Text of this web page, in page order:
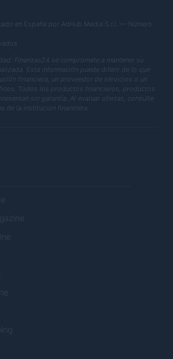
en España por AdHub Media S.r.l. — Número
Finanzas24 se compromete a mantener su
Esta información puede diferir de lo que
financiera, un proveedor de servicios o un
Todos los productos financieros, productos
sin garantía. Al evaluar ofertas, consulte
de la institución financiera.